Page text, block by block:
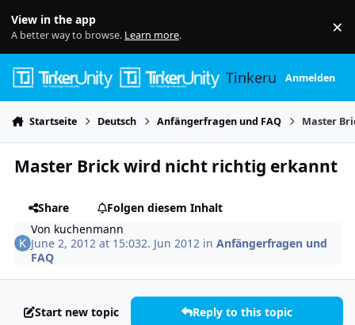
View in the app
A better way to browse. Learn more. ×
TinkerunityAnmelden
Startseite Deutsch Anfängerfragen und FAQ Master
Master Brick wird nicht richtig erkannt
Share
Folgen diesem Inhalt
Von kuchenmann
June 2, 2012 at 15:032. Jun 2012 inAnfängerfragen und
FAQ
Start new topic Reply to this topic